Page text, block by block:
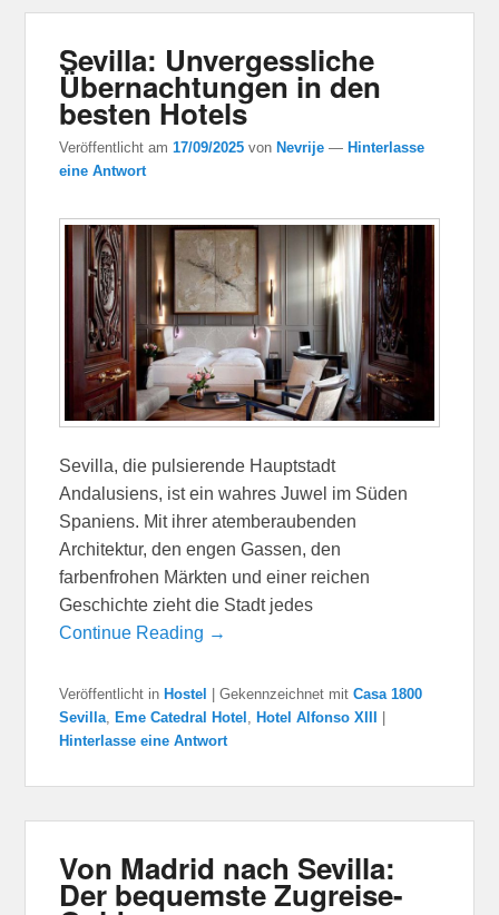
Sevilla: Unvergessliche
Übernachtungen in den
besten Hotels
Veröffentlicht am17/09/2025 von Nevrije — Hinterlasse
eine Antwort
Sevilla, die pulsierende Hauptstadt
Andalusiens, ist ein wahres Juwel im Süden
Spaniens. Mit ihrer atemberaubenden
Architektur, den engen Gassen, den
farbenfrohen Märkten und einer reichen
Geschichte zieht die Stadt jedes
Continue Reading →
Veröffentlicht in Hostel |Gekennzeichnet mit Casa 1800
Sevilla, Eme Catedral Hotel , Hotel Alfonso XIII
Hinterlasse eine Antwort
Von Madrid nach Sevilla:
Der bequemste Zugreise-